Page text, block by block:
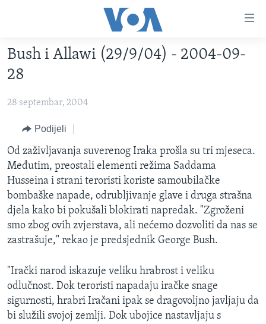
glavni
sadržaj
na
navigaciju
Idi
na
pretragu
FOTOGRAFIJE DANA
VIJESTI
SJEDINJENE AMERIČKE DRŽAVE
BOSNA I HERCEGOVINA
SVIJET
NAUKA I TEHNOLOGIJA
SPECIJALNI PROJEKTI
KORUPCIJA
SLOBODA MEDIJA
ŽENSKA STRANA
MAGAZIN
O GLASU AMERIKE
Bush i Allawi (29/9/04) - 2004-09-
28
28 septembar, 2004
Podijeli
Od zaživljavanja suverenog Iraka prošla su tri mjeseca.
Međutim, preostali elementi režima Saddama
Husseina i strani teroristi koriste samoubilačke
bombaške napade, odrubljivanje glave i druga strašna
djela kako bi pokušali blokirati napredak. "Zgroženi
smo zbog ovih zvjerstava, ali nećemo dozvoliti da nas se
zastrašuje," rekao je predsjednik George Bush.
"Irački narod iskazuje veliku hrabrost i veliku
odlučnost. Dok teroristi napadaju iračke snage
sigurnosti, hrabri Iračani ipak se dragovoljno javljaju da
bi služili svojoj zemlji. Dok ubojice nastavljaju s